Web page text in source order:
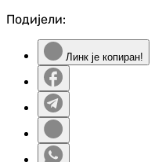
Подијели:
Линк је копиран!